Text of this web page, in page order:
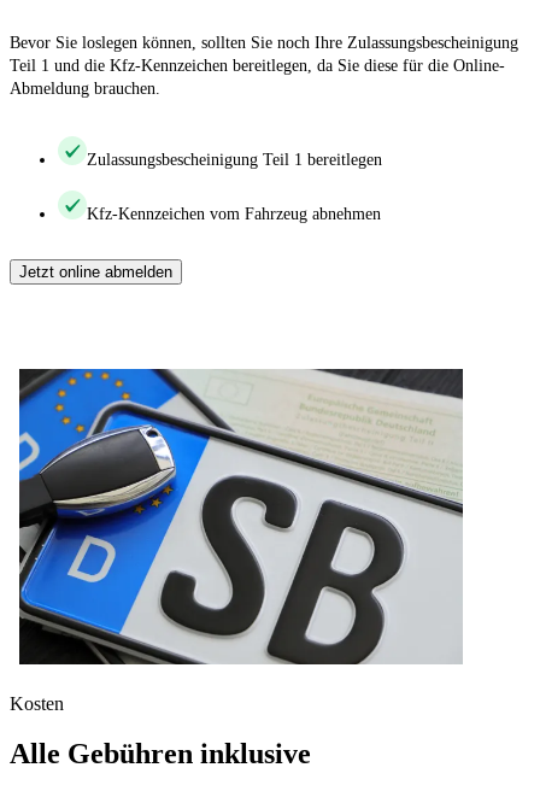
Bevor Sie loslegen können, sollten Sie noch Ihre Zulassungsbescheinigung
Teil 1 und die Kfz-Kennzeichen bereitlegen, da Sie diese für die Online-
Abmeldung brauchen.
Zulassungsbescheinigung Teil 1 bereitlegen
Kfz-Kennzeichen vom Fahrzeug abnehmen
Jetzt online abmelden
Kosten
Alle Gebühren inklusive